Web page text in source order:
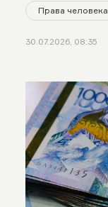
Права человека
30.07.2026, 08:35